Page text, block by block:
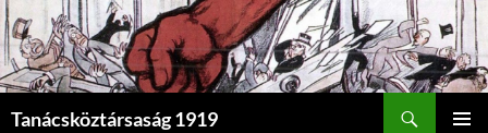
Tanácsköztársaság 1919